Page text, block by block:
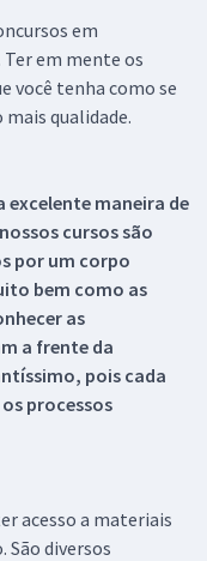
em
em mente os
você tenha como se
qualidade.
excelente maneira de
cursos são
por um corpo
bem como as
as
a frente da
pois cada
processos
acesso a materiais
São diversos